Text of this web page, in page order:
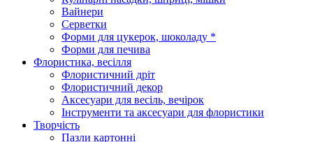
Вайнери
Серветки
Форми для цукерок, шоколаду *
Форми для печива
Флористика, весілля
Флористичний дріт
Флористичний декор
Аксесуари для весіль, вечірок
Інструменти та аксесуари для флористики
Творчість
Пазли картонні